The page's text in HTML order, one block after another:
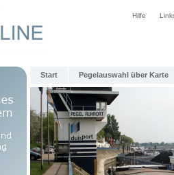
Hilfe
Start Pegelauswahl über Karte